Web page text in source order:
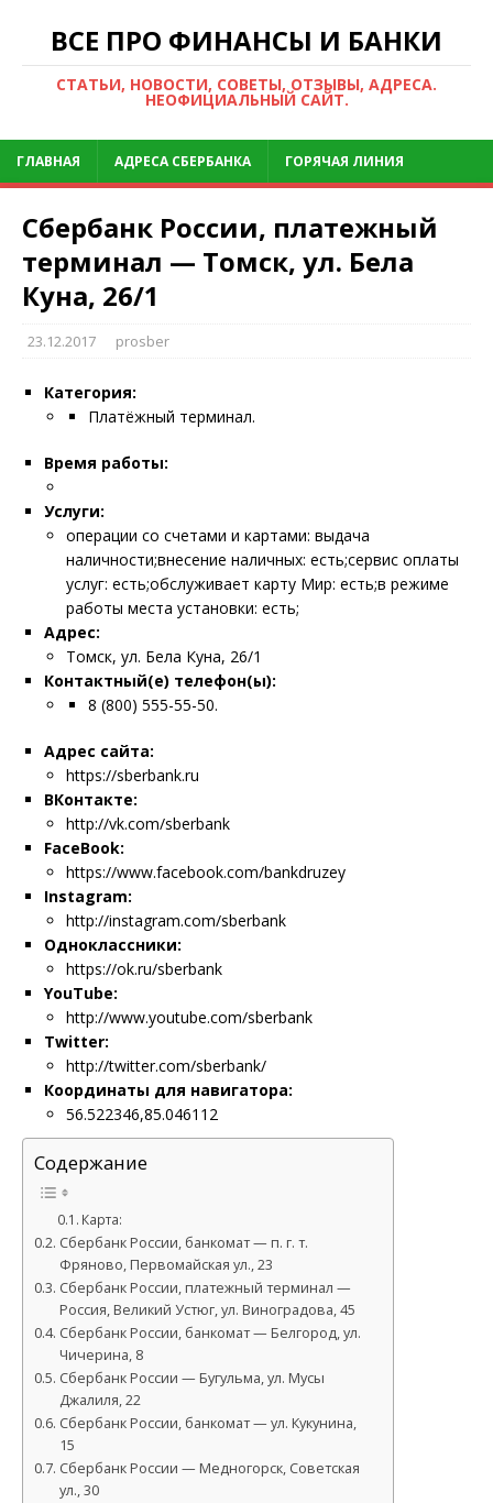
ВСЕ ПРО ФИНАНСЫ И БАНКИ
СТАТЬИ, НОВОСТИ, СОВЕТЫ, ОТЗЫВЫ, АДРЕСА.
НЕОФИЦИАЛЬНЫЙ САЙТ.
ГЛАВНАЯ АДРЕСА СБЕРБАНКА ГОРЯЧАЯ ЛИНИЯ
Сбербанк России, платежный
терминал — Томск, ул. Бела
Куна, 26/1
23.12.2017 prosber
Категория:
Платёжный терминал.
Время работы:
Услуги:
операции со счетами и картами: выдача
наличности;внесение наличных: есть;сервис оплаты
услуг: есть;обслуживает карту Мир: есть;в режиме
работы места установки: есть;
Адрес:
Томск, ул. Бела Куна, 26/1
Контактный(е) телефон(ы):
8 (800) 555-55-50.
Адрес сайта:
https://sberbank.ru
ВКонтакте:
http://vk.com/sberbank
FaceBook:
https://www.facebook.com/bankdruzey
Instagram:
http://instagram.com/sberbank
Одноклассники:
https://ok.ru/sberbank
YouTube:
http://www.youtube.com/sberbank
Twitter:
http://twitter.com/sberbank/
Координаты для навигатора:
56.522346,85.046112
Содержание
Карта:
Сбербанк России, банкомат — п. г. т.
Фряново, Первомайская ул., 23
Сбербанк России, платежный терминал —
Россия, Великий Устюг, ул. Виноградова, 45
Сбербанк России, банкомат — Белгород, ул.
Чичерина, 8
Сбербанк России — Бугульма, ул. Мусы
Джалиля, 22
Сбербанк России, банкомат — ул. Кукунина,
15
Сбербанк России — Медногорск, Советская
ул., 30